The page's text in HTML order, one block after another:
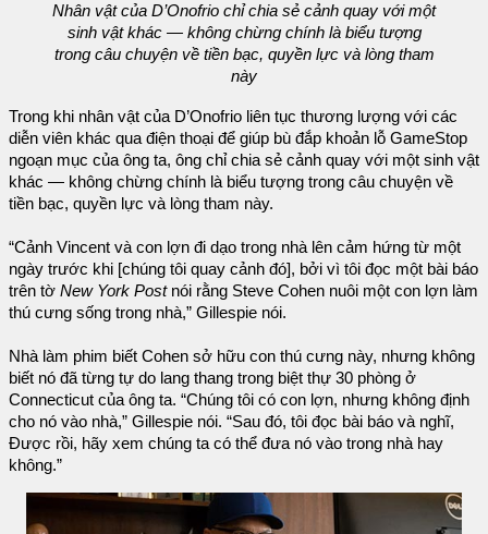
Nhân vật của D’Onofrio chỉ chia sẻ cảnh quay với một
sinh vật khác — không chừng chính là biểu tượng
trong câu chuyện về tiền bạc, quyền lực và lòng tham
này
Trong khi nhân vật của D’Onofrio liên tục thương lượng với các
diễn viên khác qua điện thoại để giúp bù đắp khoản lỗ GameStop
ngoạn mục của ông ta, ông chỉ chia sẻ cảnh quay với một sinh vật
khác — không chừng chính là biểu tượng trong câu chuyện về
tiền bạc, quyền lực và lòng tham này.
“Cảnh Vincent và con lợn đi dạo trong nhà lên cảm hứng từ một
ngày trước khi [chúng tôi quay cảnh đó], bởi vì tôi đọc một bài báo
trên tờ New York Postnói rằng Steve Cohen nuôi một con lợn làm
thú cưng sống trong nhà,” Gillespie nói.
Nhà làm phim biết Cohen sở hữu con thú cưng này, nhưng không
biết nó đã từng tự do lang thang trong biệt thự 30 phòng ở
Connecticut của ông ta. “Chúng tôi có con lợn, nhưng không định
cho nó vào nhà,” Gillespie nói. “Sau đó, tôi đọc bài báo và nghĩ,
Được rồi, hãy xem chúng ta có thể đưa nó vào trong nhà hay
không.”